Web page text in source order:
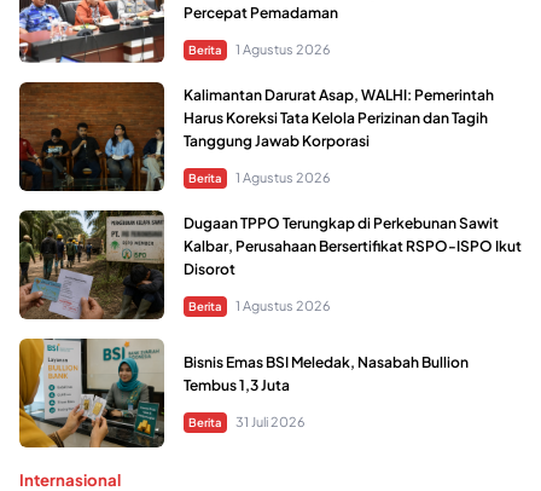
Percepat Pemadaman
Berita 1 Agustus 2026
Kalimantan Darurat Asap, WALHI: Pemerintah
Harus Koreksi Tata Kelola Perizinan dan Tagih
Tanggung Jawab Korporasi
Berita 1 Agustus 2026
Dugaan TPPO Terungkap di Perkebunan Sawit
Kalbar, Perusahaan Bersertifikat RSPO-ISPO Ikut
Disorot
Berita 1 Agustus 2026
Bisnis Emas BSI Meledak, Nasabah Bullion
Tembus 1,3 Juta
Berita 31 Juli 2026
Internasional